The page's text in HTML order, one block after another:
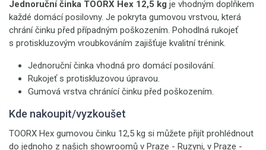
Jednoruční činka TOORX Hex 12,5 kg je vhodným doplňkem
každé domácí posilovny. Je pokryta gumovou vrstvou, která
chrání činku před případným poškozením. Pohodlná rukojeť
s protiskluzovým vroubkováním zajišťuje kvalitní trénink.
Jednoruční činka vhodná pro domácí posilování.
Rukojeť s protiskluzovou úpravou.
Gumová vrstva chránící činku před poškozením.
Kde nakoupit/vyzkoušet
TOORX Hex gumovou činku 12,5 kg si můžete přijít prohlédnout
do jednoho z našich showroomů v Praze - Ruzyni, v Praze -